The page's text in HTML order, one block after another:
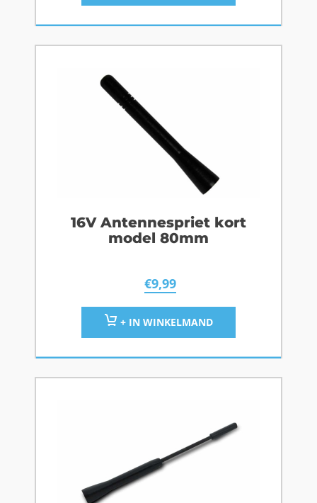
16V Antennespriet kort
model 80mm
€9,99
+ IN WINKELMAND